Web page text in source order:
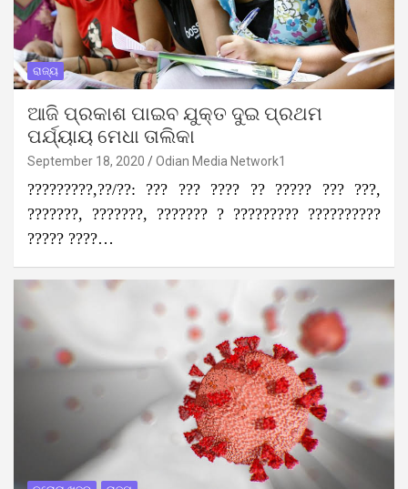
ରାଜ୍ୟ
ଆଜି ପ୍ରକାଶ ପାଇବ ଯୁକ୍ତ ଦୁଇ ପ୍ରଥମ
ପର୍ଯ୍ୟାୟ ମେଧା ତାଲିକା
September 18, 2020 Odian Media Network1
?????????,??/??: ??? ??? ???? ?? ????? ??? ???,
???????, ???????, ??????? ? ????????? ??????????
????? ????…